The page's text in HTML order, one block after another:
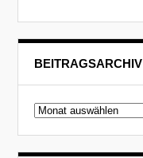
BEITRAGSARCHIV
Beitragsarchiv